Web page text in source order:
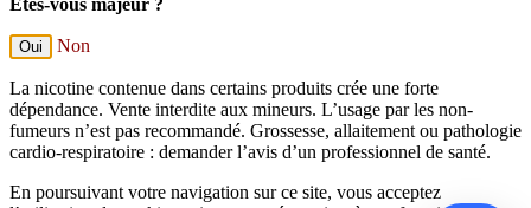
Êtes-vous majeur ?
Oui Non
La nicotine contenue dans certains produits crée une forte
dépendance. Vente interdite aux mineurs. L’usage par les non-
fumeurs n’est pas recommandé. Grossesse, allaitement ou pathologie
cardio-respiratoire : demander l’avis d’un professionnel de santé.
En poursuivant votre navigation sur ce site, vous acceptez